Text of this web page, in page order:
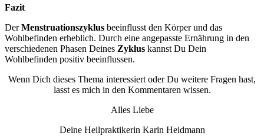
Fazit
DerMenstruationszyklus beeinflusst den Körper und das
Wohlbefinden erheblich. Durch eine angepasste Ernährung in den
verschiedenen Phasen Deines Zyklus kannst Du Dein
Wohlbefinden positiv beeinflussen.
Wenn Dich dieses Thema interessiert oder Du weitere Fragen hast,
lasst es mich in den Kommentaren wissen.
Alles Liebe
Deine Heilpraktikerin Karin Heidmann